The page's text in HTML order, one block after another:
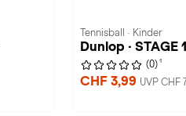
Tennisball · Kinder
Dunlop · STAGE
(0) 1
CHF 3,99 UVP CHF